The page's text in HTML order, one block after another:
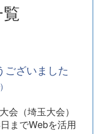
ございました
会（埼玉大会）
までWebを活用